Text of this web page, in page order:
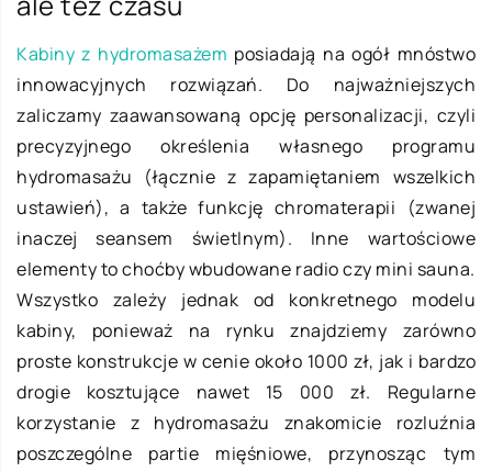
Kabiny z hydromasażem posiadają na ogół mnóstwo
innowacyjnych rozwiązań. Do najważniejszych
zaliczamy zaawansowaną opcję personalizacji, czyli
precyzyjnego określenia własnego programu
hydromasażu (łącznie z zapamiętaniem wszelkich
ustawień), a także funkcję chromaterapii (zwanej
inaczej seansem świetlnym). Inne wartościowe
elementy to choćby wbudowane radio czy mini sauna.
Wszystko zależy jednak od konkretnego modelu
kabiny, ponieważ na rynku znajdziemy zarówno
proste konstrukcje w cenie około 1000 zł, jak i bardzo
drogie kosztujące nawet 15 000 zł. Regularne
korzystanie z hydromasażu znakomicie rozluźnia
poszczególne partie mięśniowe, przynosząc tym